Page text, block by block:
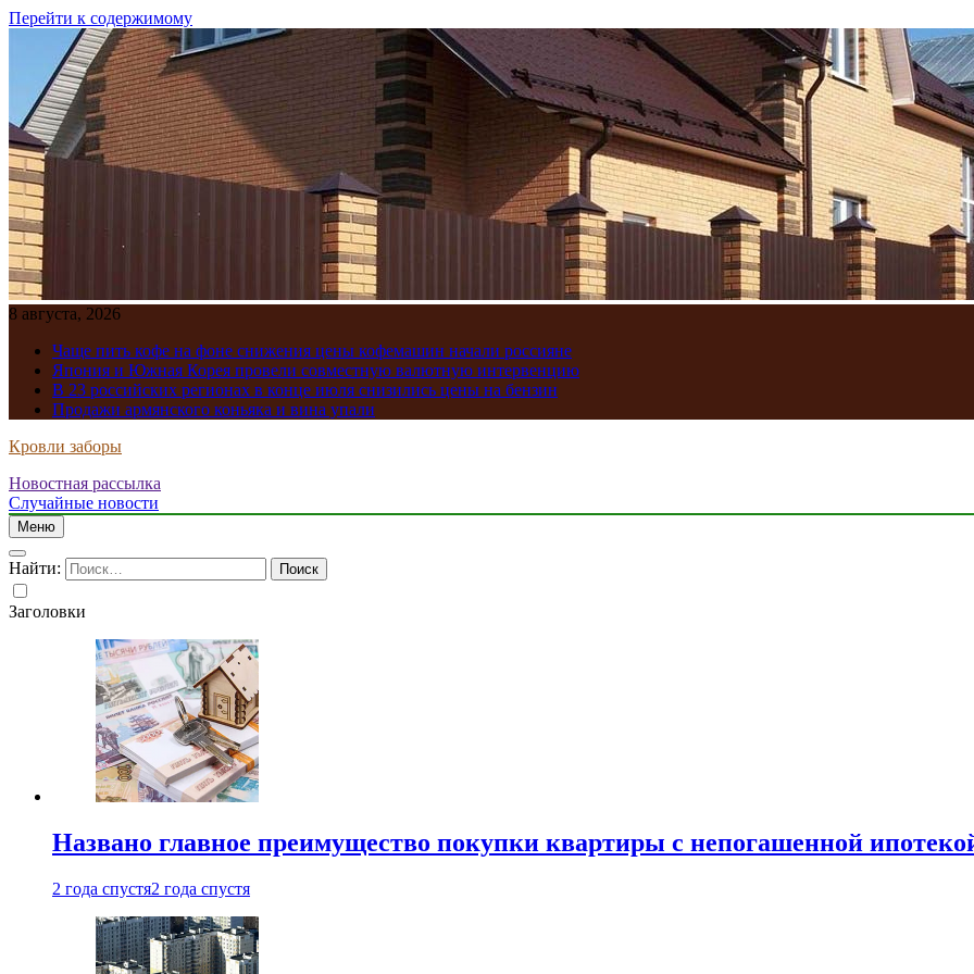
Перейти к содержимому
8 августа, 2026
Чаще пить кофе на фоне снижения цены кофемашин начали россияне
Япония и Южная Корея провели совместную валютную интервенцию
В 23 российских регионах в конце июля снизились цены на бензин
Продажи армянского коньяка и вина упали
Кровли заборы
Новостная рассылка
Случайные новости
Меню
Найти:
Заголовки
Названо главное преимущество покупки квартиры с непогашенной
2 года спустя2 года спустя